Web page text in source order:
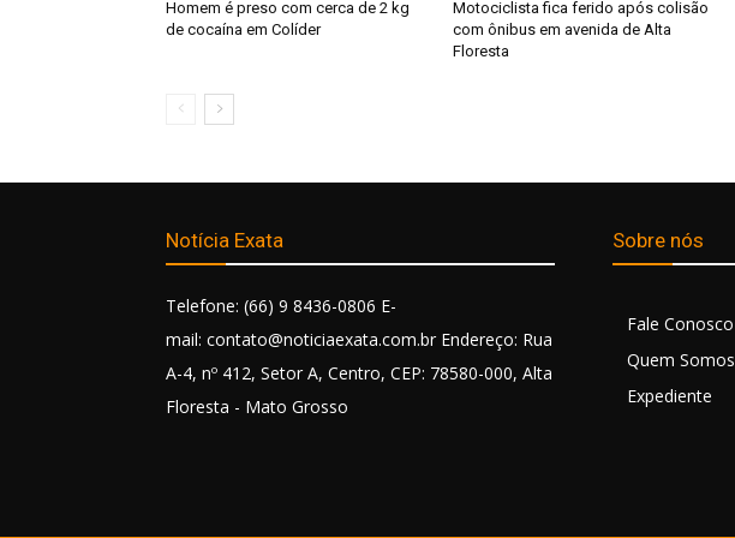
Homem é preso com cerca de 2 kg
de cocaína em Colíder
Motociclista fica ferido após colisão
com ônibus em avenida de Alta
Floresta
Notícia Exata
Telefone: (66) 9 8436-0806 E-
mail: contato@noticiaexata.com.br Endereço: Rua
A-4, nº 412, Setor A, Centro, CEP: 78580-000, Alta
Floresta - Mato Grosso
Sobre nós
Fale Conosco
Quem Somos
Expediente